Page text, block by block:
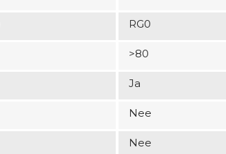
RG0
>80
Ja
Nee
Nee